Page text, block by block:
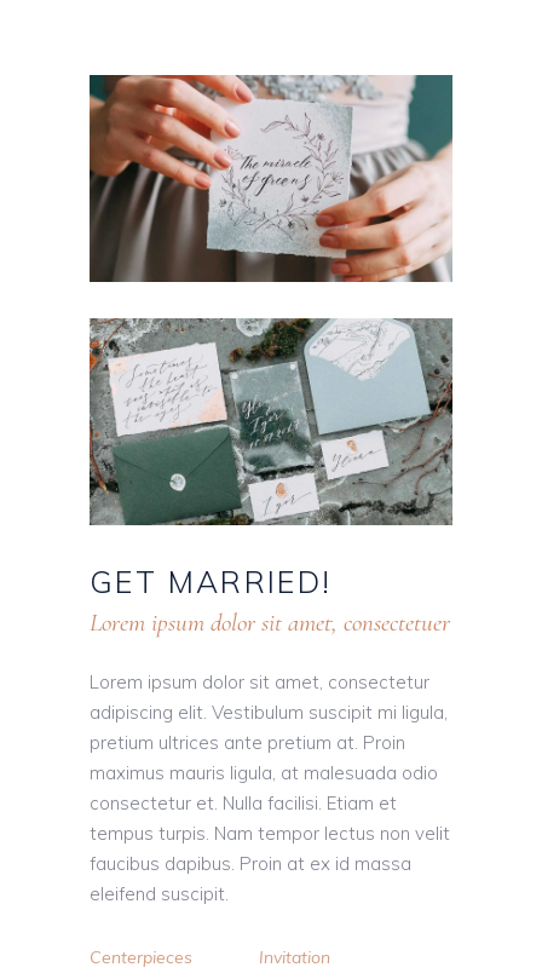
GET MARRIED!
Lorem ipsum dolor sit amet, consectetuer
Lorem ipsum dolor sit amet, consectetur
adipiscing elit. Vestibulum suscipit mi ligula,
pretium ultrices ante pretium at. Proin
maximus mauris ligula, at malesuada odio
consectetur et. Nulla facilisi. Etiam et
tempus turpis. Nam tempor lectus non velit
faucibus dapibus. Proin at ex id massa
eleifend suscipit.
Centerpieces
Invitation